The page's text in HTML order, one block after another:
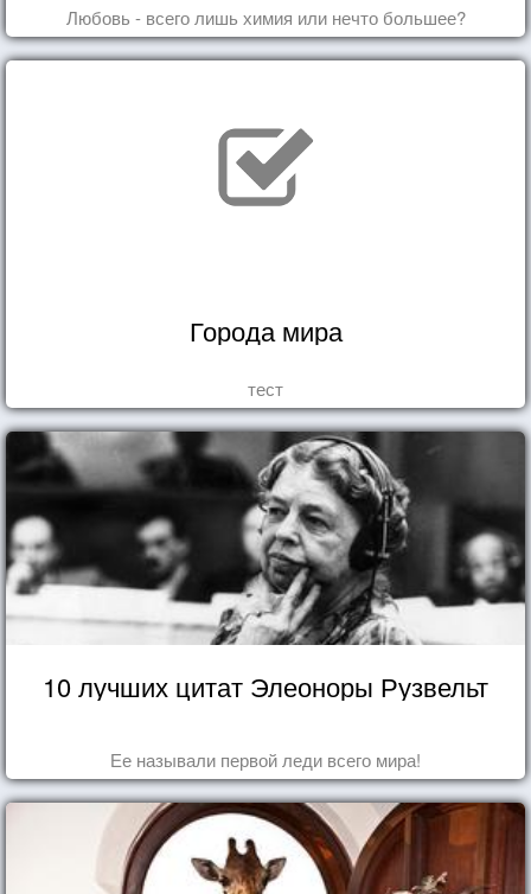
Любовь - всего лишь химия или нечто большее?
Города мира
тест
10 лучших цитат Элеоноры Рузвельт
Ее называли первой леди всего мира!